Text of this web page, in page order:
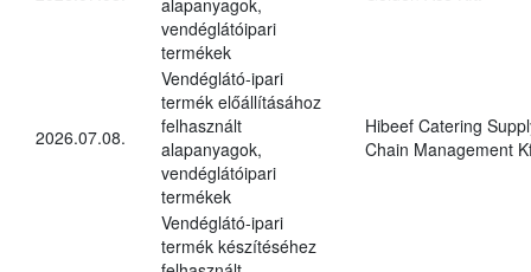
vendéglátóipari
termékek
2026.07.08.
Vendéglátó-ipari
termék előállításához
felhasznált
alapanyagok,
vendéglátóipari
termékek
Hibeef Catering
Chain Management
Vendéglátó-ipari
termék készítéséhez